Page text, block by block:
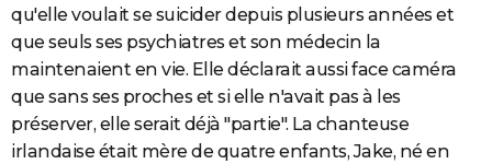
qu'elle voulait se suicider depuis plusieurs années et
que seuls ses psychiatres et son médecin la
maintenaient en vie. Elle déclarait aussi face caméra
que sans ses proches et si elle n'avait pas à les
préserver, elle serait déjà "partie". La chanteuse
irlandaise était mère de quatre enfants, Jake, né en